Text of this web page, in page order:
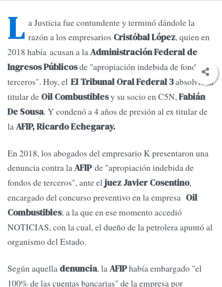
L a Justicia fue contundente y terminó dándole la
razón a los empresarios Cristóbal López, quien en
2018 había acusan a laAdministración Federal de
Ingresos Públicosde "apropiación indebida de fondos de
terceros". Hoy, el El Tribunal Oral Federal 3absolvió al
titular de Oil Combustiblesy su socio en C5N,Fabián
De Sousa. Y condenó a 4 años de presión al ex titular de
laAFIP, Ricardo Echegaray.
En 2018, los abogados del empresario K presentaron una
denuncia contra laAFIPde "apropiación indebida de
fondos de terceros", ante eljuez Javier Cosentino,
encargado del concurso preventivo en la empresa Oil
Combustibles; a la que en ese momento accedió
NOTICIAS, con la cual, el dueño de la petrolera apuntó al
organismo del Estado.
Según aquella denuncia, laAFIPhabía embargado "el
100% de las cuentas bancarias" de la empresa por